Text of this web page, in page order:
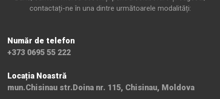
contactați-ne în una dintre următoarele modalități:
Număr de telefon
+373 0695 55 222
Locația Noastră
mun.Chisinau str.Doina nr. 115, Chisinau, Moldova